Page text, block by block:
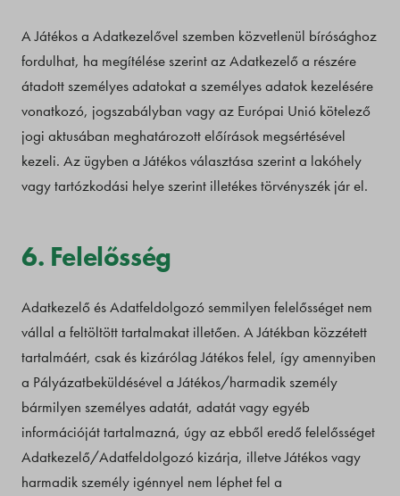
A Játékos a Adatkezelővel szemben közvetlenül bírósághoz
fordulhat, ha megítélése szerint az Adatkezelő a részére
átadott személyes adatokat a személyes adatok kezelésére
vonatkozó, jogszabályban vagy az Európai Unió kötelező
jogi aktusában meghatározott előírások megsértésével
kezeli. Az ügyben a Játékos választása szerint a lakóhely
vagy tartózkodási helye szerint illetékes törvényszék jár el.
6. Felelősség
Adatkezelő és Adatfeldolgozó semmilyen felelősséget nem
vállal a feltöltött tartalmakat illetően. A Játékban közzétett
tartalmáért, csak és kizárólag Játékos felel, így amennyiben
a Pályázatbeküldésével a Játékos/harmadik személy
bármilyen személyes adatát, adatát vagy egyéb
információját tartalmazná, úgy az ebből eredő felelősséget
Adatkezelő/Adatfeldolgozó kizárja, illetve Játékos vagy
harmadik személy igénnyel nem léphet fel a